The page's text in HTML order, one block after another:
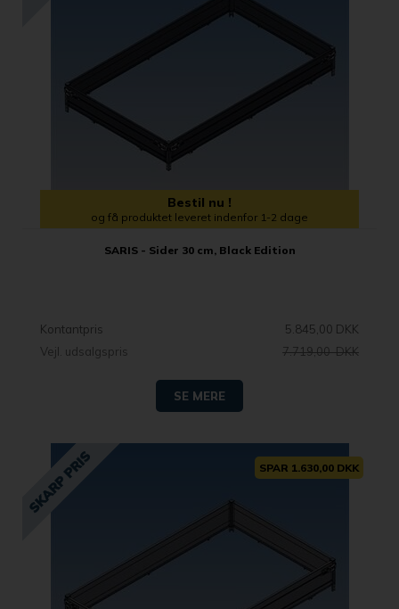
Bestil nu !
og få produktet leveret indenfor 1-2 dage
SARIS - Sider 30 cm, Black Edition
Kontantpris
5.845,00 DKK
Vejl. udsalgspris
7.719,00 DKK
SE MERE
SPAR 1.630,00 DKK